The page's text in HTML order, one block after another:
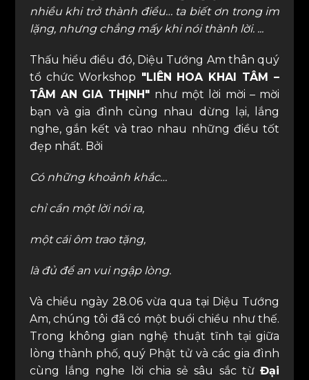
nhiều khi trở thành điều… ta biết ơn trong im
lặng, nhưng chẳng mấy khi nói thành lời. ...
Thấu hiểu điều đó, Diệu Tướng Am thân quý
tổ chức Workshop "LIÊN HOA KHAI TÂM –
TÂM AN GIA THỊNH" như một lời mời – mời
bạn và gia đình cùng nhau dừng lại, lắng
nghe, gắn kết và trao nhau những điều tốt
đẹp nhất. Bởi
Có những khoảnh khắc…
chỉ cần một lời nói ra,
một cái ôm trao tặng,
là đủ để an vui ngập lòng.
Và chiều ngày 28.06 vừa qua tại Diệu Tướng
Am, chúng tôi đã có một buổi chiều như thế.
Trong không gian nghệ thuật tĩnh tại giữa
lòng thành phố, quý Phật tử và các gia đình
cùng lắng nghe lời chia sẻ sâu sắc từĐại